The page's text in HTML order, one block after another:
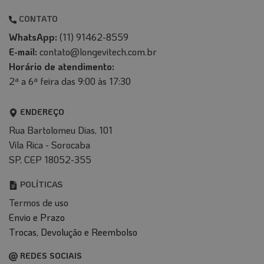
CONTATO
WhatsApp: (11) 91462-8559
E-mail: contato@longevitech.com.br
Horário de atendimento:
2ª a 6ª feira das 9:00 às 17:30
ENDEREÇO
Rua Bartolomeu Dias, 101
Vila Rica - Sorocaba
SP, CEP 18052-355
POLÍTICAS
Termos de uso
Envio e Prazo
Trocas, Devolução e Reembolso
REDES SOCIAIS